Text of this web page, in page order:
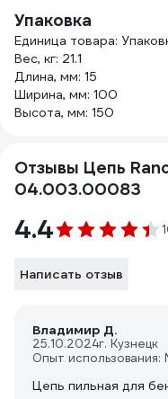
Упаковка
Единица товара:
Вес, кг: 21.1
Длина, мм: 15
Ширина, мм: 100
Высота, мм: 150
Отзывы Цепь
04.003.00083
4.4
Написать отзыв
Владимир Д.
25.10.2024г. Кузнецк
Опыт
Цепь пильная для